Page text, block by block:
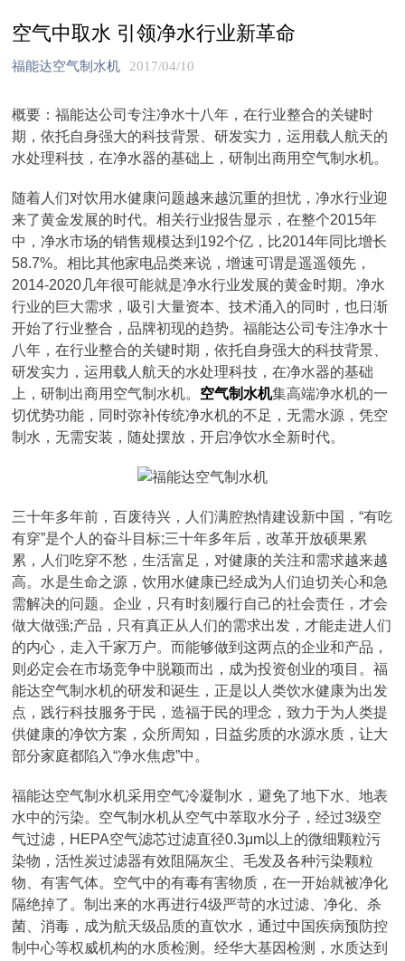
空气中取水 引领净水行业新革命
福能达空气制水机 2017/04/10
概要：福能达公司专注净水十八年，在行业整合的关键时
期，依托自身强大的科技背景、研发实力，运用载人航天的
水处理科技，在净水器的基础上，研制出商用空气制水机。
随着人们对饮用水健康问题越来越沉重的担忧，净水行业迎
来了黄金发展的时代。相关行业报告显示，在整个2015年
中，净水市场的销售规模达到192个亿，比2014年同比增长
58.7%。相比其他家电品类来说，增速可谓是遥遥领先，
2014-2020几年很可能就是净水行业发展的黄金时期。净水
行业的巨大需求，吸引大量资本、技术涌入的同时，也日渐
开始了行业整合，品牌初现的趋势。福能达公司专注净水十
八年，在行业整合的关键时期，依托自身强大的科技背景、
研发实力，运用载人航天的水处理科技，在净水器的基础
上，研制出商用空气制水机。 空气制水机集高端净水机的一
切优势功能，同时弥补传统净水机的不足，无需水源，凭空
制水，无需安装，随处摆放，开启净饮水全新时代。
三十年多年前，百废待兴，人们满腔热情建设新中国，“有吃
有穿”是个人的奋斗目标;三十年多年后，改革开放硕果累
累，人们吃穿不愁，生活富足，对健康的关注和需求越来越
高。水是生命之源，饮用水健康已经成为人们迫切关心和急
需解决的问题。企业，只有时刻履行自己的社会责任，才会
做大做强;产品，只有真正从人们的需求出发，才能走进人们
的内心，走入千家万户。而能够做到这两点的企业和产品，
则必定会在市场竞争中脱颖而出，成为投资创业的项目。福
能达空气制水机的研发和诞生，正是以人类饮水健康为出发
点，践行科技服务于民，造福于民的理念，致力于为人类提
供健康的净饮方案，众所周知，日益劣质的水源水质，让大
部分家庭都陷入“净水焦虑”中。
福能达空气制水机采用空气冷凝制水，避免了地下水、地表
水中的污染。空气制水机从空气中萃取水分子，经过3级空
气过滤，HEPA空气滤芯过滤直径0.3μm以上的微细颗粒污
染物，活性炭过滤器有效阻隔灰尘、毛发及各种污染颗粒
物、有害气体。空气中的有毒有害物质，在一开始就被净化
隔绝掉了。制出来的水再进行4级严苛的水过滤、净化、杀
菌、消毒，成为航天级品质的直饮水，通过中国疾病预防控
制中心等权威机构的水质检测。经华大基因检测，水质达到